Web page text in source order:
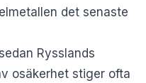
det senaste
Rysslands
osäkerhet stiger ofta